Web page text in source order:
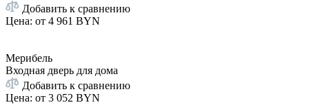
Добавить к сравнению
Цена: от 4 961 BYN
Мерибель
Входная дверь для дома
Добавить к сравнению
Цена: от 3 052 BYN